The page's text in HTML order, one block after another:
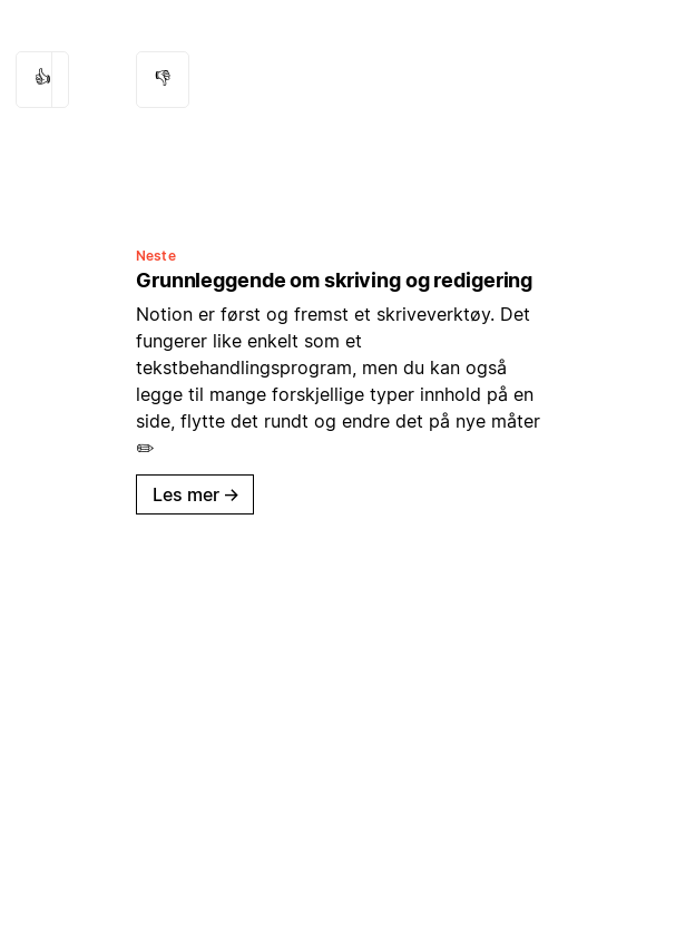
👍 👎
Neste
Grunnleggende om skriving og redigering
Notion er først og fremst et skriveverktøy. Det
fungerer like enkelt som et
tekstbehandlingsprogram, men du kan også
legge til mange forskjellige typer innhold på en
side, flytte det rundt og endre det på nye måter
✏️
Les mer →